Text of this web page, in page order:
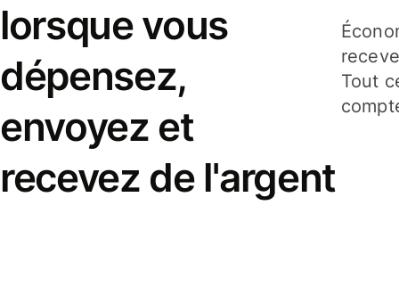
lorsque vous
dépensez,
envoyez et
recevez de l'argent
Tout